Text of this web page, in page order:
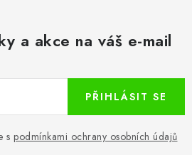
a akce na váš e-mail
s podmínkami ochrany osobních údajů
PŘIHLÁSIT SE